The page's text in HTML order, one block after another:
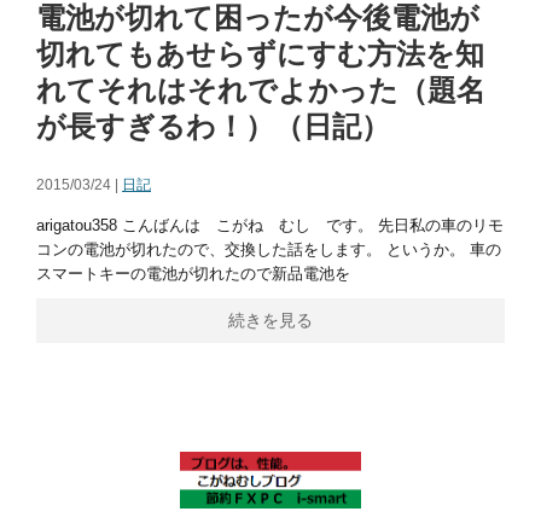
電池が切れて困ったが今後電池が
切れてもあせらずにすむ方法を知
れてそれはそれでよかった（題名
が長すぎるわ！）（日記）
2015/03/24 | 日記
arigatou358 こんばんは こがね むし です。 先日私の車のリモ
コンの電池が切れたので、交換した話をします。 というか。 車の
スマートキーの電池が切れたので新品電池を
続きを見る